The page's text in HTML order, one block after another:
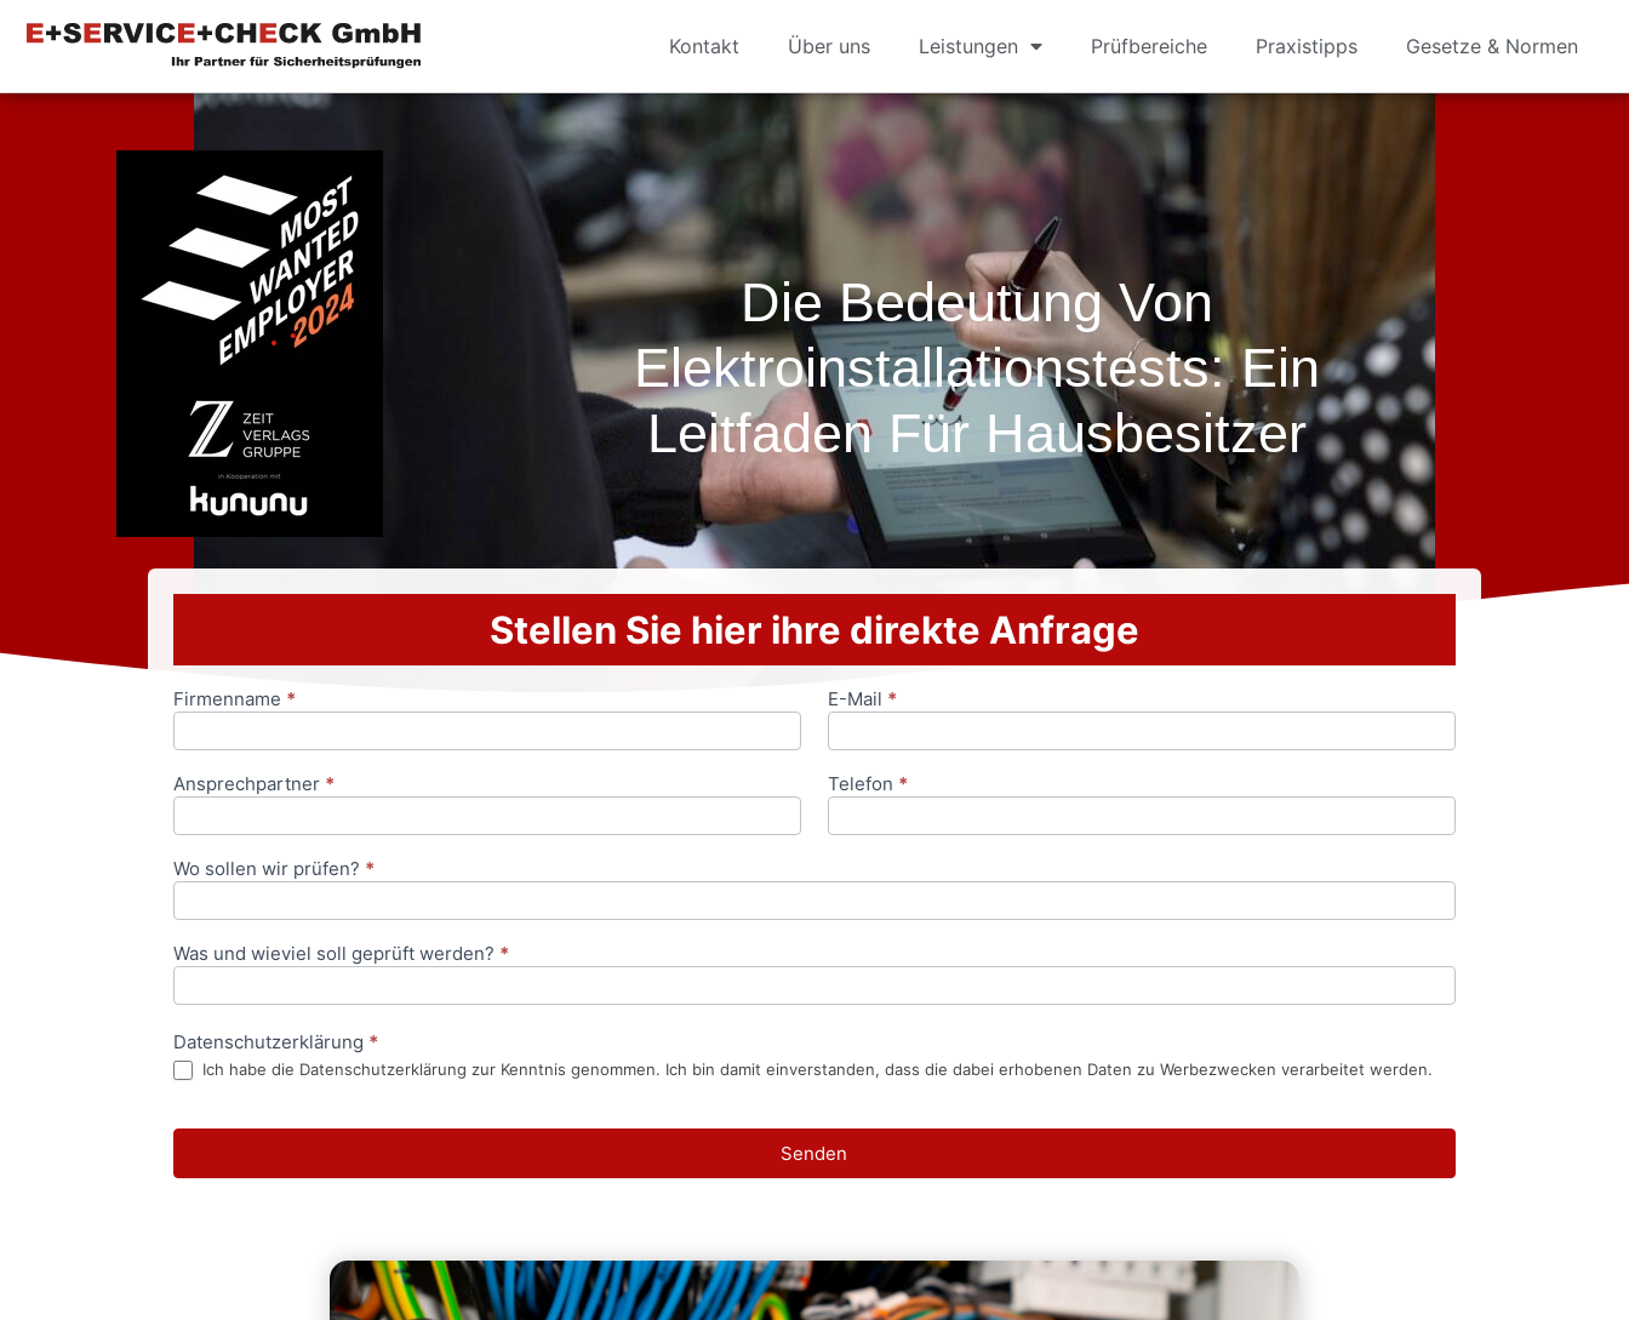
Kontakt Über uns Leistungen Prüfbereiche Praxistipps Gesetze & Normen
Die Bedeutung Von
Elektroinstallationstests: Ein
Leitfaden Für Hausbesitzer
Stellen Sie hier ihre direkte Anfrage
Anfrageformular
Firmenname * E-Mail *
Ansprechpartner * Telefon *
Wo sollen wir prüfen? *
Was und wieviel soll geprüft werden? *
Datenschutzerklärung *
Ich habe die Datenschutzerklärung zur Kenntnis genommen. Ich bin damit einverstanden, dass die dabei erhobenen Daten zu Werbezwecken verarbeitet werden.
Senden